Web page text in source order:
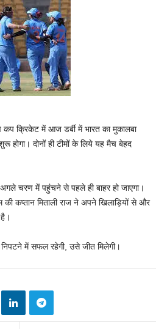
कप क्रिकेट में आज डर्बी में भारत का मुकालबा
होगा। दोनों ही टीमों के लिये यह मैच बेहद
चरण में पहुंचने से पहले ही बाहर हो जाएगा।
की कप्तान मिताली राज ने अपने खिलाड़ियों से और
निपटने में सफल रहेगी, उसे जीत मिलेगी।